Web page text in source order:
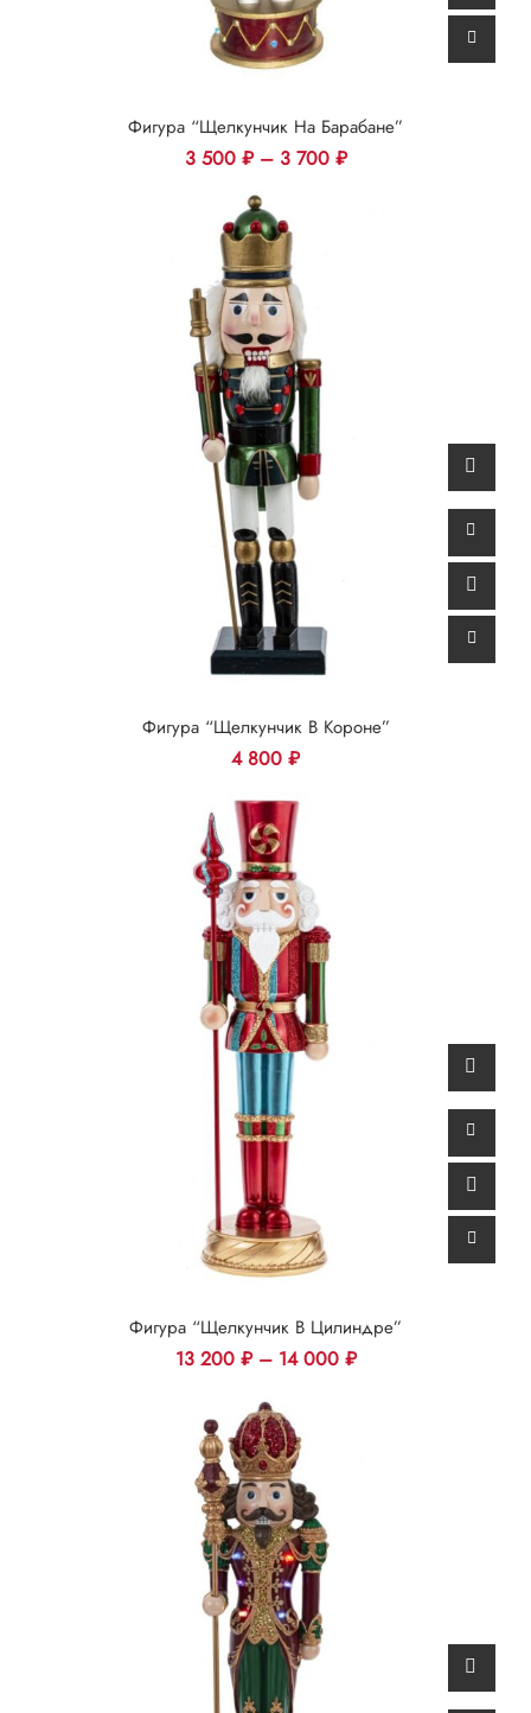
Фигура “Щелкунчик На Барабане”
3 500 ₽– 3 700 ₽
Фигура “Щелкунчик В Короне”
4 800 ₽
Фигура “Щелкунчик В Цилиндре”
13 200 ₽– 14 000 ₽